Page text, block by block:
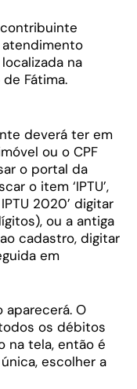
na
de Fátima.
deverá ter em
ou o CPF
o portal da
o item ‘IPTU’,
2020’ digitar
ou a antiga
cadastro, digitar
em
aparecerá. O
os débitos
na tela, então é
escolher a